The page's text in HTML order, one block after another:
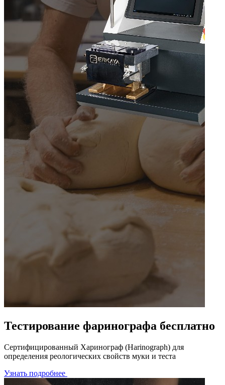
Тестирование фаринографа бесплатно
Сертифицированный Харинограф (Harinograph) для
определения реологических свойств муки и теста
Узнать подробнее